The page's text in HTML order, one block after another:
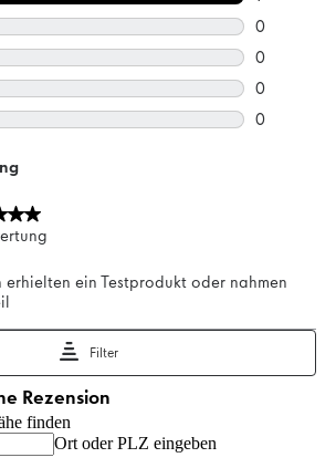
finden
Ort oder PLZ eingeben